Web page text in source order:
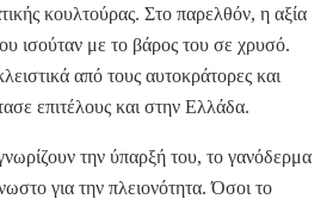
κουλτούρας. Στο παρελθόν, η αξία
ισούταν με το βάρος του σε χρυσό.
από τους αυτοκράτορες και
επιτέλους και στην Ελλάδα.
την ύπαρξή του, το γανόδερμα
για την πλειονότητα. Όσοι το